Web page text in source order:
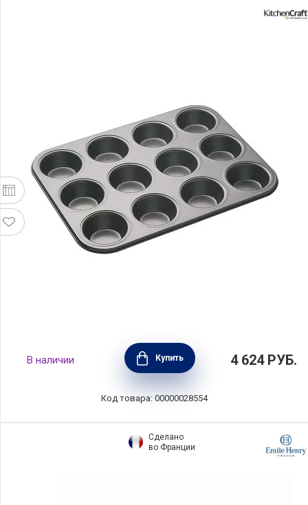
Форма для выпечки с антипригарным
покрытием, 35х27 см, цвет черный, сталь,
Kitchen Craft, Великобритания, KCMCHB7
В наличии Купить 4 624 РУБ.
Код товара: 00000028554
Сделано
во Франции